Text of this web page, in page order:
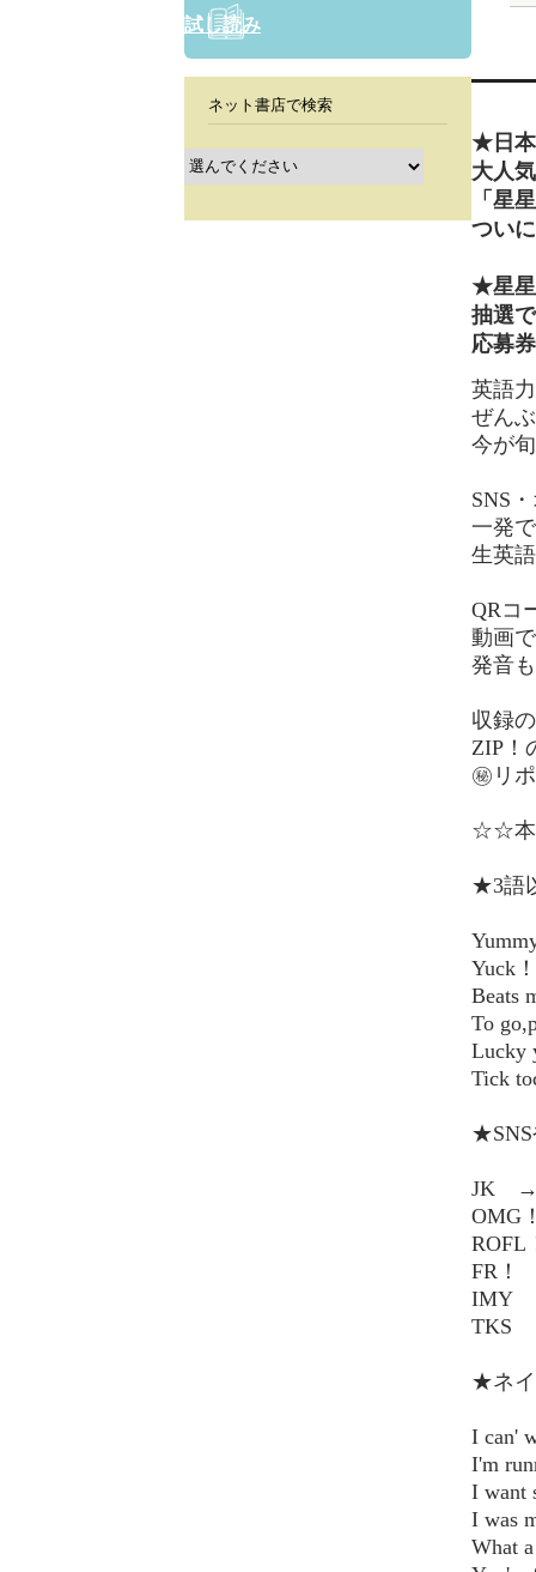
試し読み
ネット書店で検索
★日本
大人
「星
つい
★星星
抽選
応募
英語
ぜん
今が
SNS
一発
生英
QRコ
動画
発音
収録
ZIP！
㊙リ
☆☆本
★3語
Yuck
To
Tick
★SNS
JK →
FR
IMY
TKS
★ネイ
I can'
I'm
I
I was
What